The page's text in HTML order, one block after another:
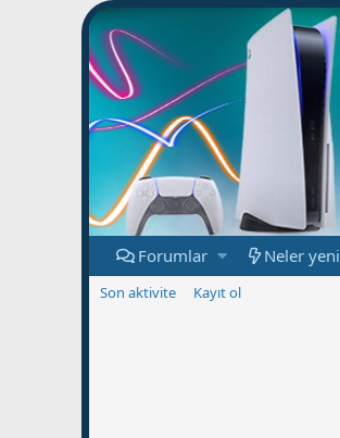
Forumlar Neler yeni
Son aktivite Kayıt ol